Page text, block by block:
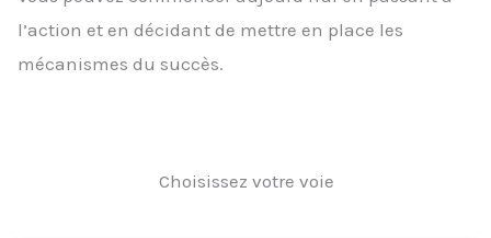
l’action et en décidant de mettre en place les
mécanismes du succès.
Choisissez votre voie